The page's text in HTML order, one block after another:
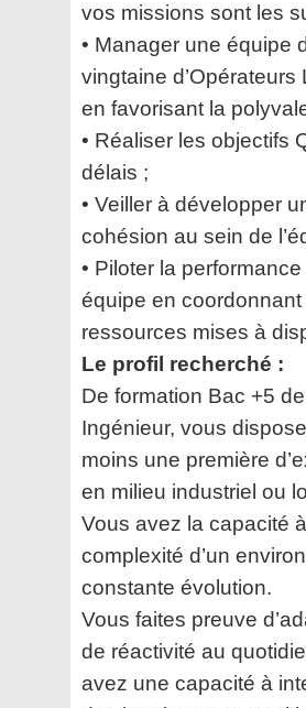
vos missions sont les
• Manager une équipe
vingtaine d’Opérateurs
en favorisant la
• Réaliser les objectifs
délais ;
• Veiller à développer
cohésion au sein de
• Piloter la
équipe en coordonnant
ressources mises à
Le profil recherché :
De formation Bac +5
Ingénieur, vous
moins une première
en milieu industriel ou
Vous avez la capacité
complexité d’un
constante évolution.
Vous faites preuve
de réactivité au
avez une capacité à